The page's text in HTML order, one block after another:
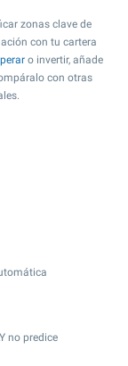
zonas clave de
con tu cartera
o invertir, añade
con otras
no predice